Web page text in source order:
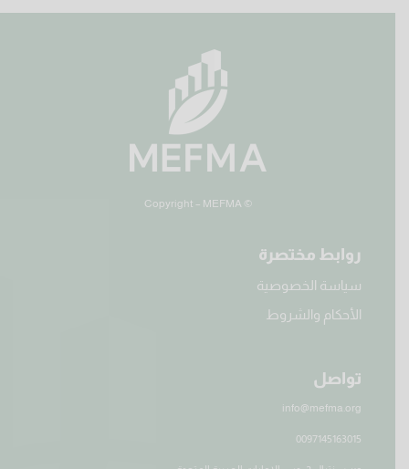
© Copyright – MEFMA
روابط مختصرة
سياسة الخصوصية
الأحكام والشروط
تواصل
info@mefma.org
0097145163015